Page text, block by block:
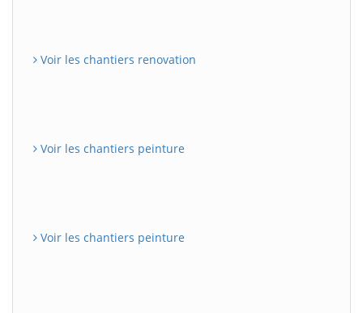
Voir les chantiers renovation
Voir les chantiers peinture
Voir les chantiers peinture